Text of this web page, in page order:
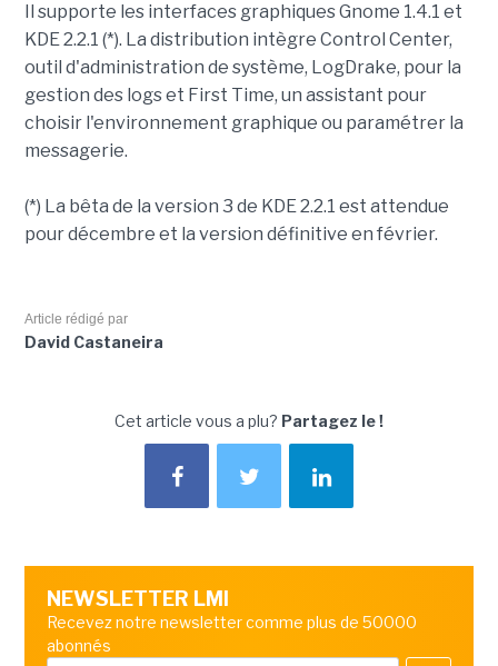
Il supporte les interfaces graphiques Gnome 1.4.1 et
KDE 2.2.1 (*). La distribution intègre Control Center,
outil d'administration de système, LogDrake, pour la
gestion des logs et First Time, un assistant pour
choisir l'environnement graphique ou paramétrer la
messagerie.
(*) La bêta de la version 3 de KDE 2.2.1 est attendue
pour décembre et la version définitive en février.
Article rédigé par
David Castaneira
Cet article vous a plu? Partagez le !
NEWSLETTER LMI
Recevez notre newsletter comme plus de 50000
abonnés